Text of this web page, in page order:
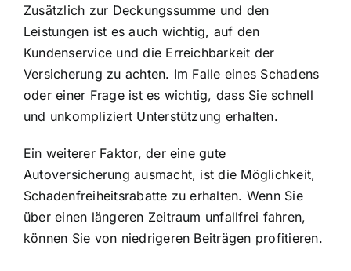
Zusätzlich zur Deckungssumme und den
Leistungen ist es auch wichtig, auf den
Kundenservice und die Erreichbarkeit der
Versicherung zu achten. Im Falle eines Schadens
oder einer Frage ist es wichtig, dass Sie schnell
und unkompliziert Unterstützung erhalten.
Ein weiterer Faktor, der eine gute
Autoversicherung ausmacht, ist die Möglichkeit,
Schadenfreiheitsrabatte zu erhalten. Wenn Sie
über einen längeren Zeitraum unfallfrei fahren,
können Sie von niedrigeren Beiträgen profitieren.